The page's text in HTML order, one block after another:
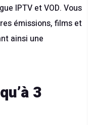
IPTV et VOD. Vous
émissions, films et
ainsi une
3